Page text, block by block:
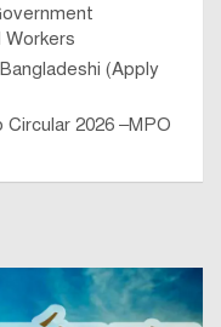
Workers
(Apply
2026 –MPO